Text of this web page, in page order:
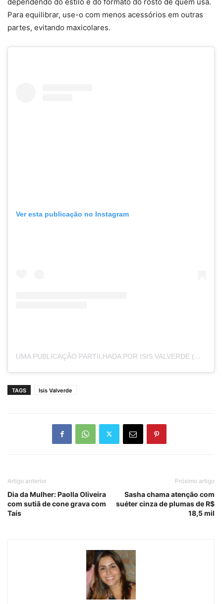
dependendo do estilo e do formato do rosto de quem usa.
Para equilibrar, use-o com menos acessórios em outras
partes, evitando maxicolares.
Ver esta publicação no Instagram
UMA PUBLICAÇÃO PARTILHADA POR ISIS VALVERDE (@ISISVALVERDE)
TAGS Isis Valverde
Artigo anterior
Dia da Mulher: Paolla Oliveira
com sutiã de cone grava com
Taís
Próximo artigo
Sasha chama atenção com
suéter cinza de plumas de R$
18,5 mil